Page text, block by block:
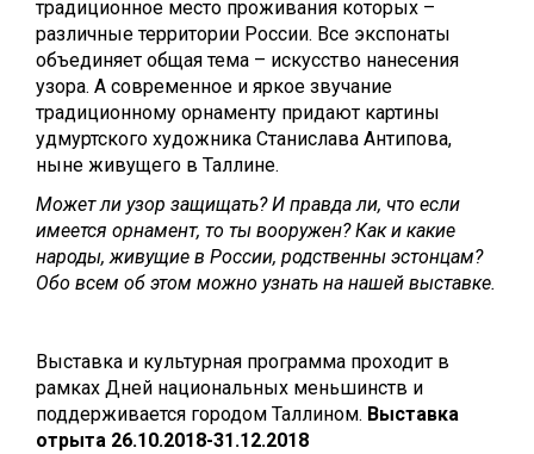
традиционное место проживания которых –
различные территории России. Все экспонаты
объединяет общая тема – искусство нанесения
узора. А современное и яркое звучание
традиционному орнаменту придают картины
удмуртского художника Станислава Антипова,
ныне живущего в Таллине.
Может ли узор защищать? И правда ли, что если
имеется орнамент, то ты вооружен? Как и какие
народы, живущие в России, родственны эстонцам?
Обо всем об этом можно узнать на нашей выставке.
Выставка и культурная программа проходит в
рамках Дней национальных меньшинств и
поддерживается городом Таллином. Выставка
отрыта 26.10.2018-31.12.2018